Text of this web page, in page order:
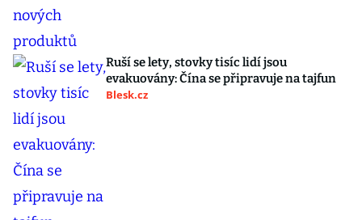
Ruší se lety, stovky tisíc lidí jsou
evakuovány: Čína se připravuje na tajfun
Blesk.cz